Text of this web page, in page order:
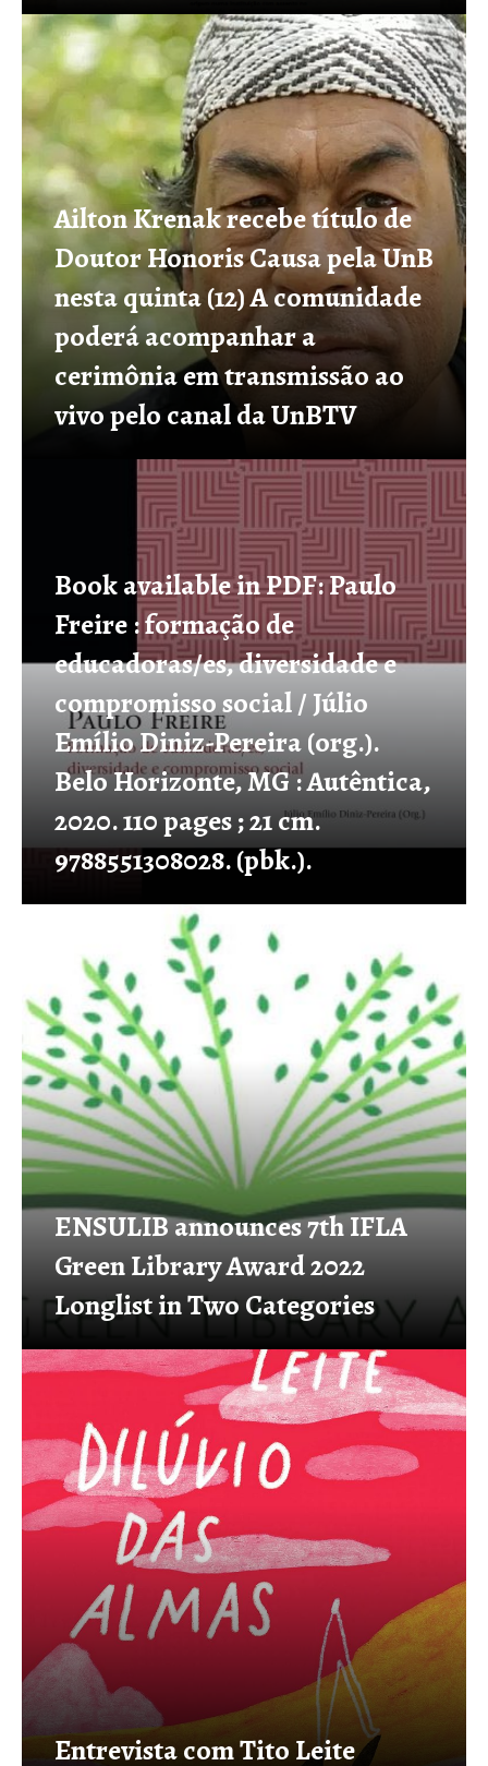
Ailton Krenak recebe título de
Doutor Honoris Causa pela UnB
nesta quinta (12) A comunidade
poderá acompanhar a
cerimônia em transmissão ao
vivo pelo canal da UnBTV
Book available in PDF: Paulo
Freire : formação de
educadoras/es, diversidade e
compromisso social / Júlio
Emílio Diniz-Pereira (org.).
Belo Horizonte, MG : Autêntica,
2020. 110 pages ; 21 cm.
9788551308028. (pbk.).
ENSULIB announces 7th IFLA
Green Library Award 2022
Longlist in Two Categories
Entrevista com Tito Leite